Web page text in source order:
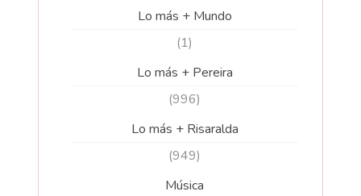
Lo más + Mundo
(1)
Lo más + Pereira
(996)
Lo más + Risaralda
(949)
Música